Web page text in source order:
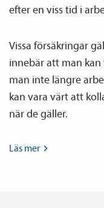
efter en viss tid i
Vissa försäkringar
innebär att man
man inte längre
kan vara värt att
när de gäller.
Läs mer